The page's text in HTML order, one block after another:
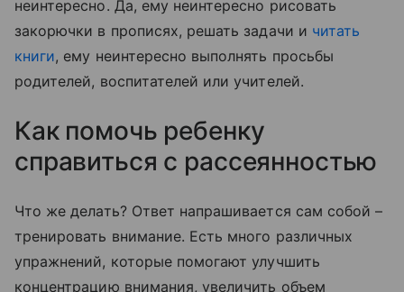
неинтересно. Да, ему неинтересно рисовать
закорючки в прописях, решать задачи и читать
книги, ему неинтересно выполнять просьбы
родителей, воспитателей или учителей.
Как помочь ребенку
справиться с рассеянностью
Что же делать? Ответ напрашивается сам собой –
тренировать внимание. Есть много различных
упражнений, которые помогают улучшить
концентрацию внимания, увеличить объем